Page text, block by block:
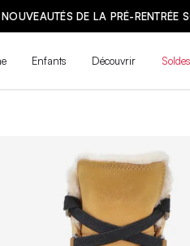
DE LA PRÉ-RENTRÉE
Enfants Découvrir Soldes